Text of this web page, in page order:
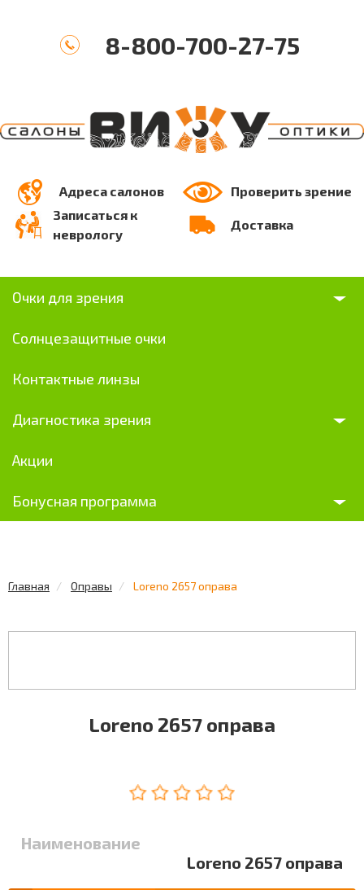
8-800-700-27-75
Адреса салонов
Проверить зрение
Записаться к
неврологу
Доставка
Очки для зрения
Солнцезащитные очки
Контактные линзы
Диагностика зрения
Акции
Бонусная программа
Главная Оправы Loreno 2657 оправа
Loreno 2657 оправа
Наименование
Loreno 2657 оправа